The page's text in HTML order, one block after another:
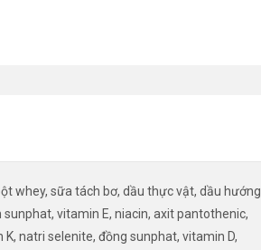
whey, sữa tách bơ, dầu thực vật, dầu hướng
vitamin E, niacin, axit pantothenic,
natri selenite, đồng sunphat, vitamin D,